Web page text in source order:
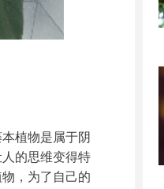
植物是属于阴
的思维变得特
，为了自己的